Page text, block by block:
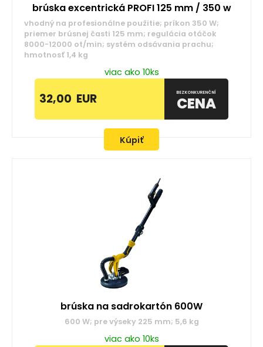
brúska excentrická PROFI 125 mm / 350 w
vhodný na profesionálne použitie; príkon 350 W;
priemer brúsnej časti 125 mm; regulácia otáčok
8000-12000 ot/min; systém odsávania prachu;
hmotnosť 1,4 kg
viac ako 10ks
32,00 EUR BEZKONKURENČNÍ
CENA
Kúpiť
brúska na sadrokartón 600W
600 W; pre výseky 225 mm; 5,6 kg
viac ako 10ks